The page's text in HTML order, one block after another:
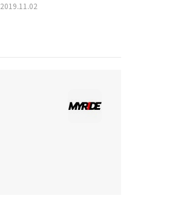
2019.11.02